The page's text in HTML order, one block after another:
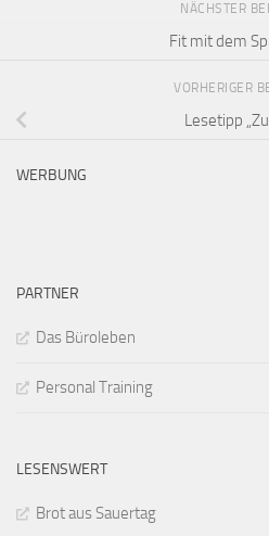
NÄCHSTER
Fit mit dem
VORHERIGER
Lesetipp
WERBUNG
PARTNER
Das Büroleben
Personal Training
LESENSWERT
Brot aus Sauertag